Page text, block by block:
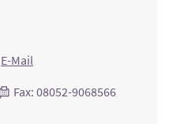
E-Mail
Fax: 08052-9068566